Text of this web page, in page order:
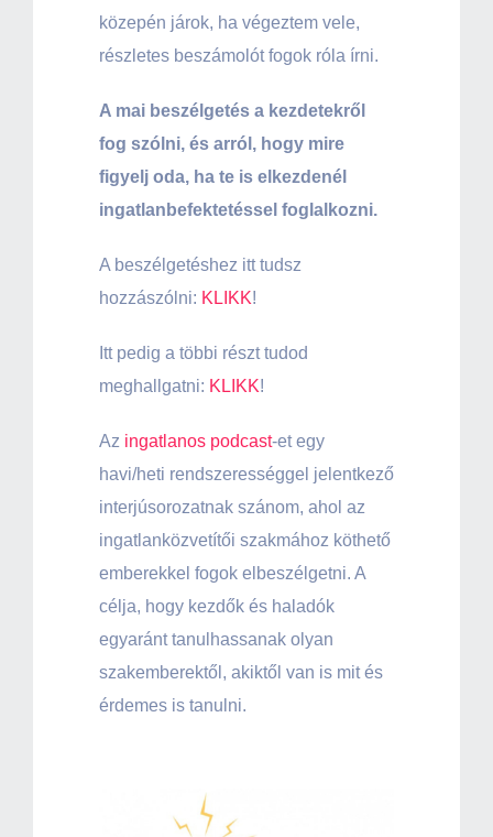
közepén járok, ha végeztem vele,
részletes beszámolót fogok róla írni.
A mai beszélgetés a kezdetekről
fog szólni, és arról, hogy mire
figyelj oda, ha te is elkezdenél
ingatlanbefektetéssel foglalkozni.
A beszélgetéshez itt tudsz
hozzászólni: KLIKK!
Itt pedig a többi részt tudod
meghallgatni: KLIKK!
Az ingatlanos podcast-et egy
havi/heti rendszerességgel jelentkező
interjúsorozatnak szánom, ahol az
ingatlanközvetítői szakmához köthető
emberekkel fogok elbeszélgetni. A
célja, hogy kezdők és haladók
egyaránt tanulhassanak olyan
szakemberektől, akiktől van is mit és
érdemes is tanulni.